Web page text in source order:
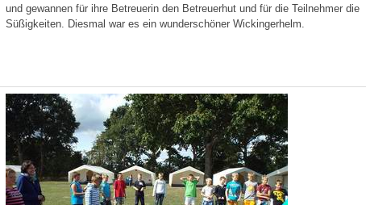
und gewannen für ihre Betreuerin den Betreuerhut und für die Teilnehmer die
Süßigkeiten. Diesmal war es ein wunderschöner Wickingerhelm.